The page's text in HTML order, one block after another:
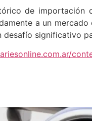
de importación
a un
desafío significativo